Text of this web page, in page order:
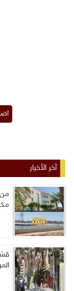
آخر الأخبار
من